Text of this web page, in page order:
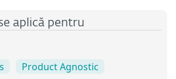
aplică pentru
Product Agnostic